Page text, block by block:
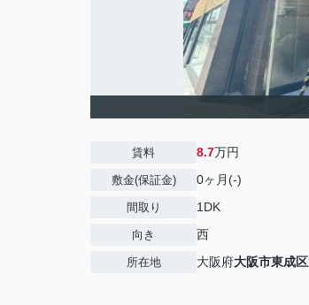
賃料 8.7万円
敷金(保証金) 0ヶ月(-)
間取り 1DK
向き 西
所在地 大阪府大阪市東成区